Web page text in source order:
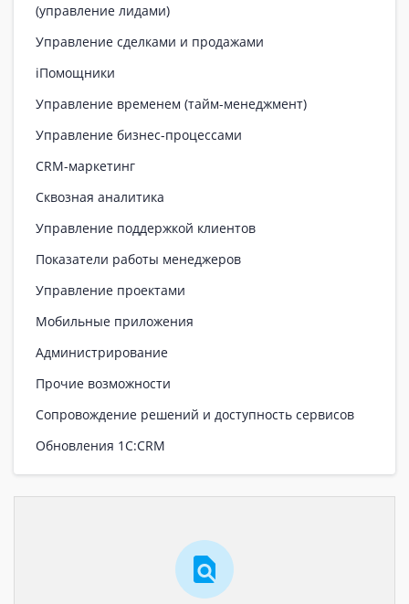
(управление лидами)
Управление сделками и продажами
iПомощники
Управление временем (тайм-менеджмент)
Управление бизнес-процессами
CRM-маркетинг
Сквозная аналитика
Управление поддержкой клиентов
Показатели работы менеджеров
Управление проектами
Мобильные приложения
Администрирование
Прочие возможности
Сопровождение решений и доступность сервисов
Обновления 1С:CRM